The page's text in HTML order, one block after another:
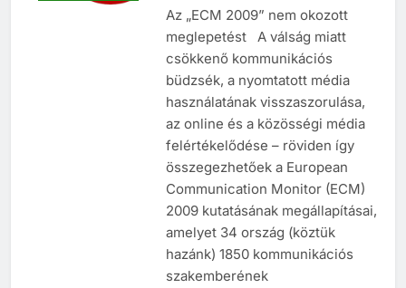
Az „ECM 2009” nem okozott
meglepetést A válság miatt
csökkenő kommunikációs
büdzsék, a nyomtatott média
használatának visszaszorulása,
az online és a közösségi média
felértékelődése – röviden így
összegezhetőek a European
Communication Monitor (ECM)
2009 kutatásának megállapításai,
amelyet 34 ország (köztük
hazánk) 1850 kommunikációs
szakemberének